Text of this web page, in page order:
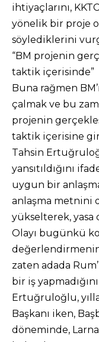
ihtiyaçlarını,
yönelik bir proje
söylediklerini
“BM projenin
taktik içerisinde”
Buna rağmen
çalmak ve bu
projenin
taktik içerisine
Tahsin
yansıtıldığını
uygun bir
anlaşma metnini
yükselterek, yasa
Olayı bugünkü
değerlendirmenin
zaten adada
bir iş
Ertuğruloğlu,
Başkanı iken,
döneminde,